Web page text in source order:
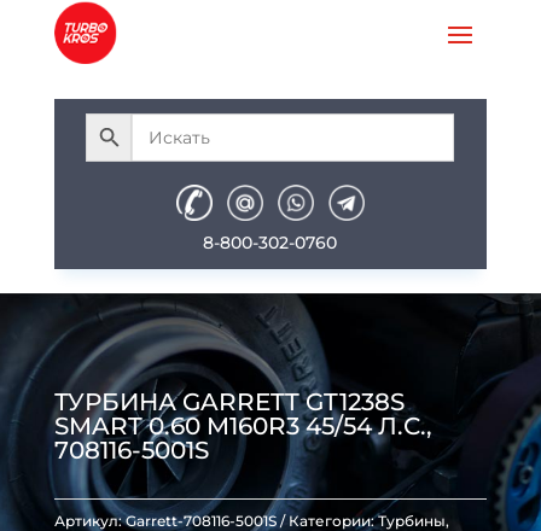
8-800-302-0760
ТУРБИНА GARRETT GT1238S
SMART 0.60 M160R3 45/54 Л.С.,
708116-5001S
Артикул:Garrett-708116-5001S Категории:Турбины,